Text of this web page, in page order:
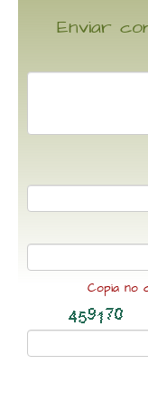
Enviar
Copia no